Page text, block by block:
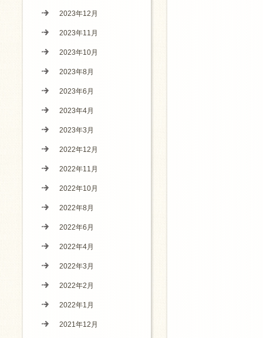
2023年12月
2023年11月
2023年10月
2023年8月
2023年6月
2023年4月
2023年3月
2022年12月
2022年11月
2022年10月
2022年8月
2022年6月
2022年4月
2022年3月
2022年2月
2022年1月
2021年12月